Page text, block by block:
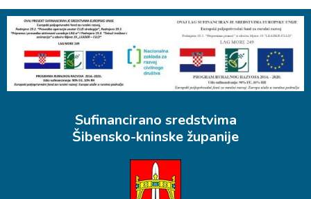
Sufinancirano sredstvima
Šibensko-kninske županije